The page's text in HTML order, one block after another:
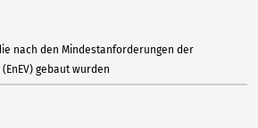
nach den Mindestanforderungen der
gebaut wurden